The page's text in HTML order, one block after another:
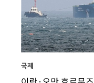
국제